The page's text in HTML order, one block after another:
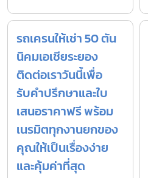
รถเครนให้เช่า 50 ตัน
นิคมเอเชียระยอง
ติดต่อเราวันนี้เพื่อ
รับคำปรึกษาและใบ
เสนอราคาฟรี พร้อม
เนรมิตทุกงานยกของ
คุณให้เป็นเรื่องง่าย
และคุ้มค่าที่สุด